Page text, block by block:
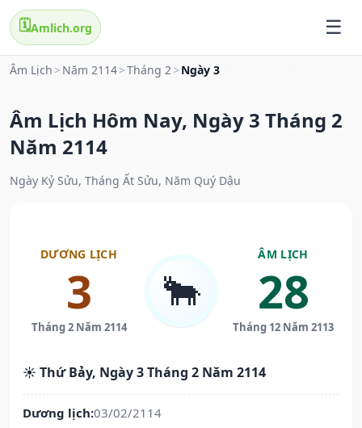
🗓️Amlich.org
Âm Lịch > Năm 2114>Tháng 2> Ngày 3
Âm Lịch Hôm Nay, Ngày 3 Tháng 2
Năm 2114
Ngày Kỷ Sửu, Tháng Ất Sửu, Năm Quý Dậu
DƯƠNG LỊCH
3
Tháng 2 Năm 2114
🐂
ÂM LỊCH
28
Tháng 12 Năm 2113
☀️ Thứ Bảy, Ngày 3 Tháng 2 Năm 2114
Dương lịch:03/02/2114